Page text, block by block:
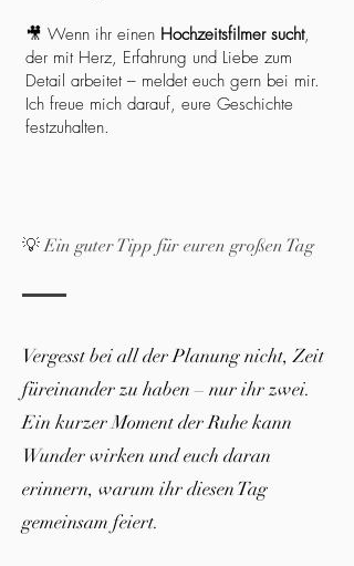
🎥 Wenn ihr einen Hochzeitsfilmer sucht,
der mit Herz, Erfahrung und Liebe zum
Detail arbeitet – meldet euch gern bei mir.
Ich freue mich darauf, eure Geschichte
festzuhalten.
💡 Ein guter Tipp für euren großen Tag
Vergesst bei all der Planung nicht, Zeit
füreinander zu haben – nur ihr zwei.
Ein kurzer Moment der Ruhe kann
Wunder wirken und euch daran
erinnern, warum ihr diesen Tag
gemeinsam feiert.